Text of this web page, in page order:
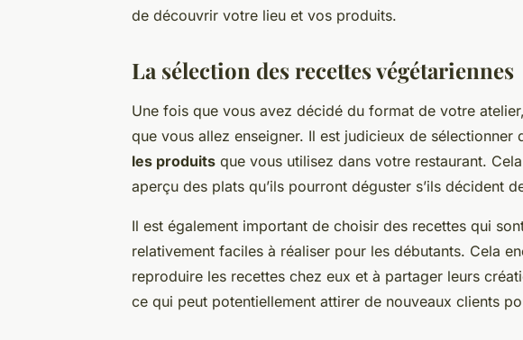
de découvrir votre lieu et vos produits.
La sélection des recettes végétariennes
Une fois que vous avez décidé du format de votre
que vous allez enseigner. Il est judicieux de sélectionner
les produits que vous utilisez dans votre restaurant.
aperçu des plats qu’ils pourront déguster s’ils décident
Il est également important de choisir des recettes qui
relativement faciles à réaliser pour les débutants. Cela
reproduire les recettes chez eux et à partager leurs
ce qui peut potentiellement attirer de nouveaux clients